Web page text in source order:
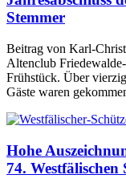
Stemmer
Beitrag von Karl-
Altenclub
Frühstück. Über
Gäste waren
Hohe
74. Westfälischen